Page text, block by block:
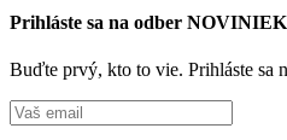
Prihláste sa na odber NOVINIEK
Buďte prvý, kto to vie. Prihláste sa